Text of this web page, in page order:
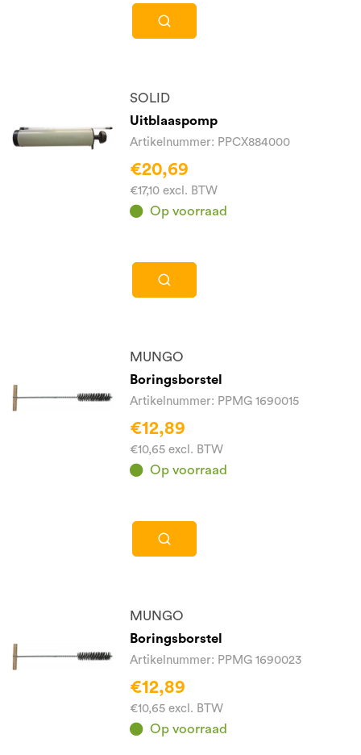
SOLID
Uitblaaspomp
Artikelnummer: PPCX884000
€20,69
€17,10 excl. BTW
Op voorraad
MUNGO
Boringsborstel
Artikelnummer: PPMG 1690015
€12,89
€10,65 excl. BTW
Op voorraad
MUNGO
Boringsborstel
Artikelnummer: PPMG 1690023
€12,89
€10,65 excl. BTW
Op voorraad